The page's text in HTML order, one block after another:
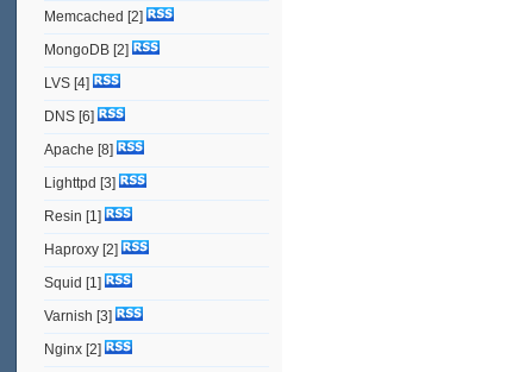
Memcached [2]
MongoDB [2]
LVS [4]
DNS [6]
Apache [8]
Lighttpd [3]
Resin [1]
Haproxy [2]
Squid [1]
Varnish [3]
Nginx [2]